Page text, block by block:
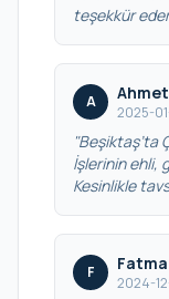
teşekkür
A
2025-
"Beşiktaş’ta
İşlerinin ehli,
Kesinlikle
F
2024-